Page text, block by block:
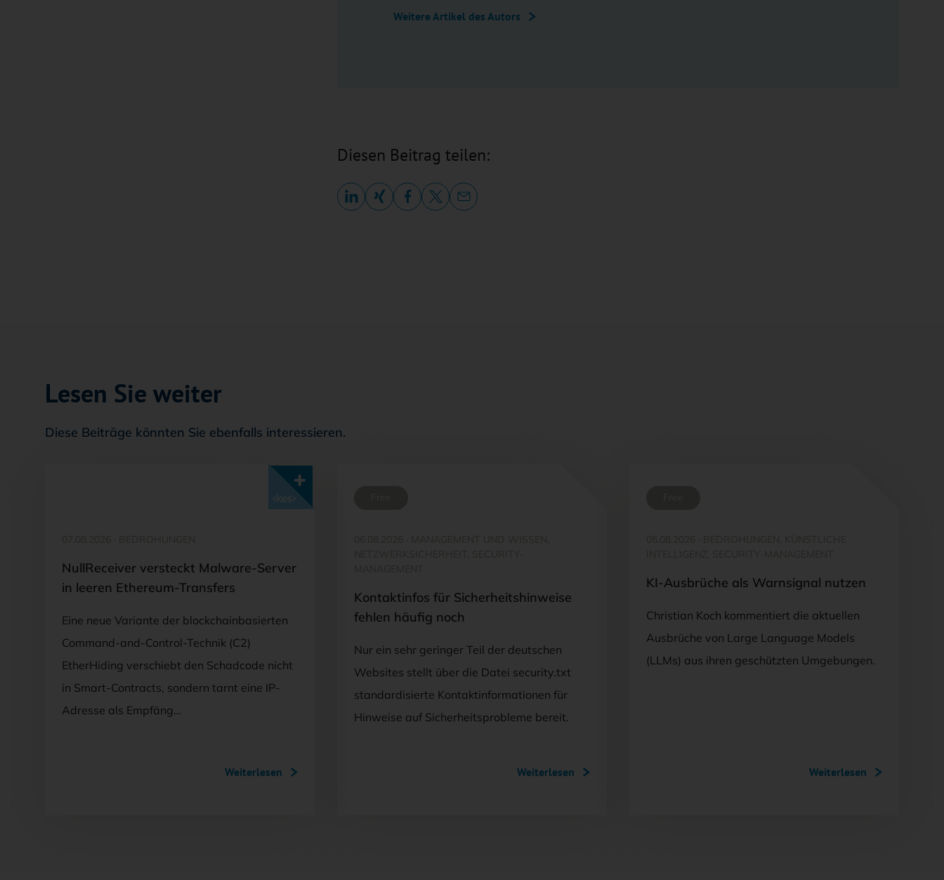
Weitere Artikel des Autors
Diesen Beitrag teilen:
Lesen Sie weiter
Diese Beiträge könnten Sie ebenfalls interessieren.
NullReceiver versteckt Malware-Server
in leeren Ethereum-Transfers
Eine neue Variante der blockchainbasierten
Command-and-Control-Technik (C2)
EtherHiding verschiebt den Schadcode nicht
in Smart-Contracts, sondern tarnt eine IP-
Adresse als Empfäng…
Weiterlesen
Kontaktinfos für Sicherheitshinweise
fehlen häufig noch
Nur ein sehr geringer Teil der deutschen
Websites stellt über die Datei security.txt
standardisierte Kontaktinformationen für
Hinweise auf Sicherheitsprobleme bereit.
Weiterlesen
KI-Ausbrüche als Warnsignal nutzen
Christian Koch kommentiert die aktuellen
Ausbrüche von Large Language Models
(LLMs) aus ihren geschützten Umgebungen.
Weiterlesen